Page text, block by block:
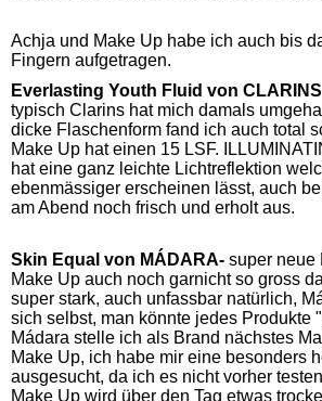
Achja und Make Up habe ich auch bis
Fingern aufgetragen.
Everlasting Youth Fluid von
typisch Clarins hat mich damals
dicke Flaschenform fand ich auch total
Make Up hat einen 15 LSF.
hat eine ganz leichte Lichtreflektion
ebenmässiger erscheinen lässt, auch
am Abend noch frisch und erholt aus.
Skin Equal von MÁDARA- super neue
Make Up auch noch garnicht so gross
super stark, auch unfassbar natürlich,
sich selbst, man könnte jedes Produkte
Mádara stelle ich als Brand nächstes
Make Up, ich habe mir eine besonders
ausgesucht, da ich es nicht vorher
Make Up wird über den Tag etwas